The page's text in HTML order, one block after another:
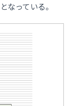
なっている。